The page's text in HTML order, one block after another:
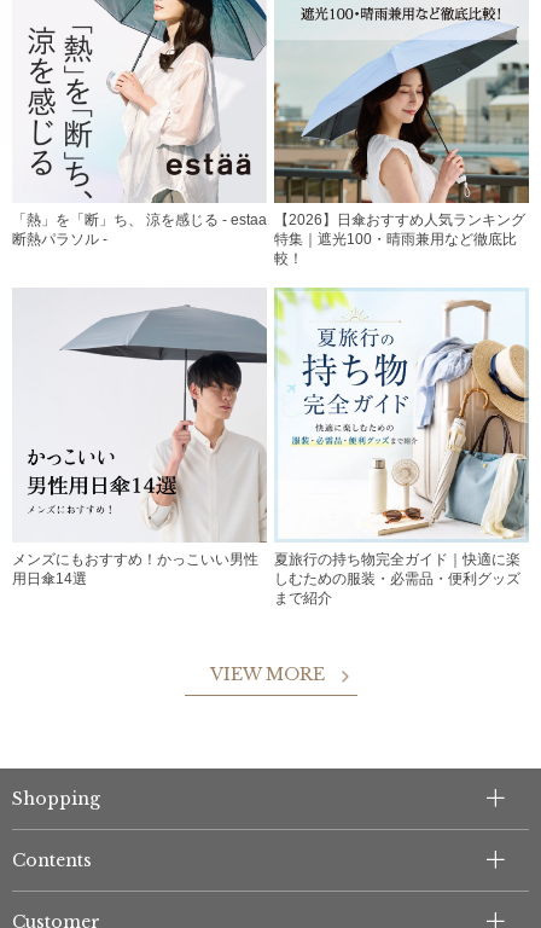
「熱」を「断」ち、 涼を感じる - estaa
断熱パラソル -
【2026】日傘おすすめ人気ランキング
特集｜遮光100・晴雨兼用など徹底比
較！
メンズにもおすすめ！かっこいい男性
用日傘14選
夏旅行の持ち物完全ガイド｜快適に楽
しむための服装・必需品・便利グッズ
まで紹介
VIEW MORE
Shopping
Contents
Customer